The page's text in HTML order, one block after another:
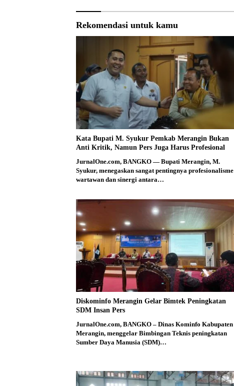
Rekomendasi untuk kamu
Kata Bupati M. Syukur Pemkab Merangin Bukan
Anti Kritik, Namun Pers Juga Harus Profesional
JurnalOne.com, BANGKO — Bupati Merangin, M.
Syukur, menegaskan sangat pentingnya profesionalisme
wartawan dan sinergi antara…
Diskominfo Merangin Gelar Bimtek Peningkatan
SDM Insan Pers
JurnalOne.com, BANGKO – Dinas Kominfo Kabupaten
Merangin, menggelar Bimbingan Teknis peningkatan
Sumber Daya Manusia (SDM)…